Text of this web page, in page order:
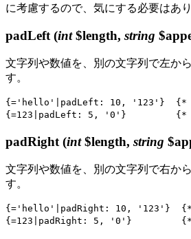
に考慮するので、気にする必要はあり
padLeft(int$length, string
文字列や数値を、別の文字列で左か
す。
{='hello'|padLeft: 10, '123'}  {*
padRight (int$length, string
文字列や数値を、別の文字列で右か
す。
{='hello'|padRight: 10, '123'}  {*